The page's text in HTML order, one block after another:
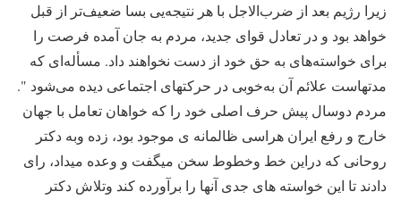
زیرا رژیم بعد از ضرب‌الاجل با هر نتیجه‌یی بسا ضعیف‌تر از قبل
خواهد بود و در تعادل قوای جدید، مردم به جان آمده فرصت را
برای خواسته‌های به حق خود از دست نخواهند داد. مسأله‌ای که
مدتهاست علائم آن به‌خوبی در حرکتهای اجتماعی دیده می‌شود ".
مردم دوسال پیش حرف اصلی خود را که خواهان تعامل با جهان
خارج و رفع ایران هراسی ظالمانه ی موجود بود، زده وبه دکتر
روحانی که دراین خط وخطوط سخن میگفت و وعده میداد، رای
دادند تا این خواسته های جدی آنها را برآورده کند وتلاش دکتر